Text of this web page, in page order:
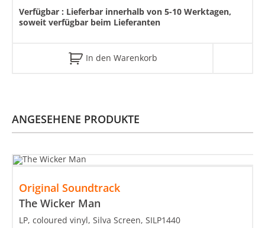
Verfügbar : Lieferbar innerhalb von 5-10 Werktagen,
soweit verfügbar beim Lieferanten
In den Warenkorb
ANGESEHENE PRODUKTE
Original Soundtrack
The Wicker Man
LP, coloured vinyl, Silva Screen, SILP1440